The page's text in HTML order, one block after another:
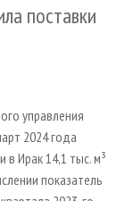
поставки
управления
2024 года
в Ирак 14,1 тыс. м³
показатель